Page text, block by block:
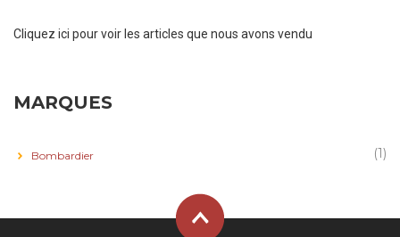
Cliquez ici pour voir les articles que nous avons vendu
MARQUES
Bombardier (1)